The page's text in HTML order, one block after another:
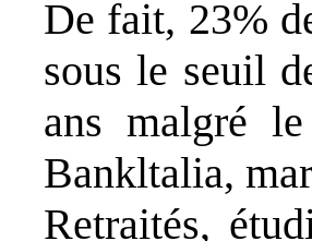
De fait, 23%
sous le seuil
ans malgré
Bankltalia,
Retraités,